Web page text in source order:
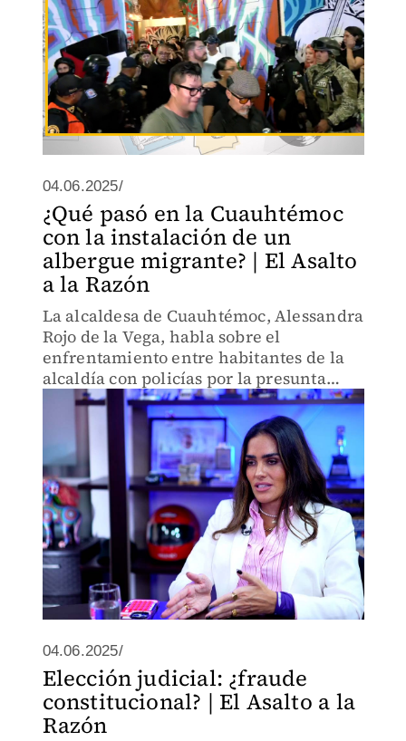
04.06.2025/
¿Qué pasó en la Cuauhtémoc
con la instalación de un
albergue migrante? | El Asalto
a la Razón
La alcaldesa de Cuauhtémoc, Alessandra
Rojo de la Vega, habla sobre el
enfrentamiento entre habitantes de la
alcaldía con policías por la presunta
instalación de un albergue para
migrantes.
04.06.2025/
Elección judicial: ¿fraude
constitucional? | El Asalto a la
Razón